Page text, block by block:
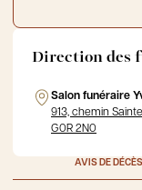
Direction des
Salon funéraire
913, chemin
G0R 2N0
AVIS DE DÉCÈS